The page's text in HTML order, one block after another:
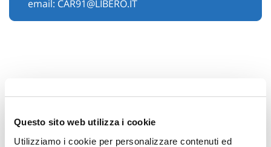
Questo sito web utilizza i cookie
Utilizziamo i cookie per personalizzare contenuti ed
email: CAR91@LIBERO.IT